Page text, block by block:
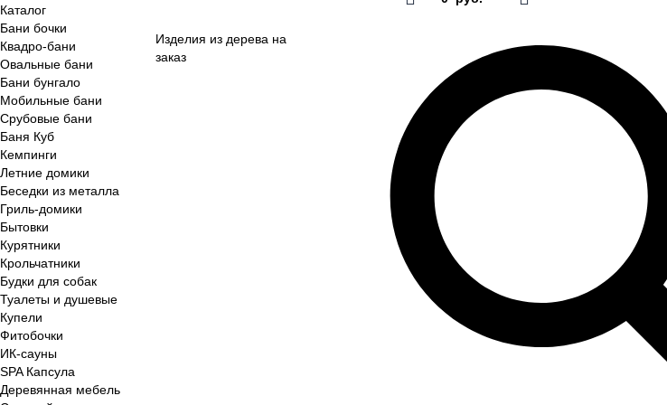
Изделия из дерева на
заказ
Каталог
Бани бочки
Квадро-бани
Овальные бани
Бани бунгало
Мобильные бани
Срубовые бани
Баня Куб
Кемпинги
Летние домики
Беседки из металла
Гриль-домики
Бытовки
Курятники
Крольчатники
Будки для собак
Туалеты и душевые
Купели
Фитобочки
ИК-сауны
SPA Капсула
Деревянная мебель